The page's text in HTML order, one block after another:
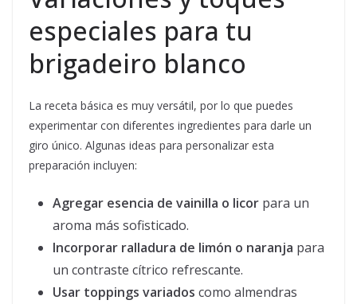
especiales para tu
brigadeiro blanco
La receta básica es muy versátil, por lo que puedes
experimentar con diferentes ingredientes para darle un
giro único. Algunas ideas para personalizar esta
preparación incluyen:
Agregar esencia de vainilla o licor para un
aroma más sofisticado.
Incorporar ralladura de limón o naranja para
un contraste cítrico refrescante.
Usar toppings variados como almendras